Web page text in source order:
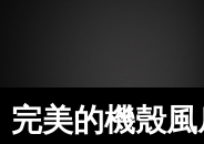
完美的機殼風